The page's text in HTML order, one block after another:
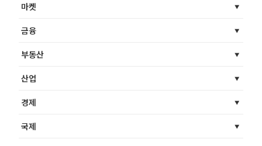
마켓
금융
부동산
산업
경제
국제